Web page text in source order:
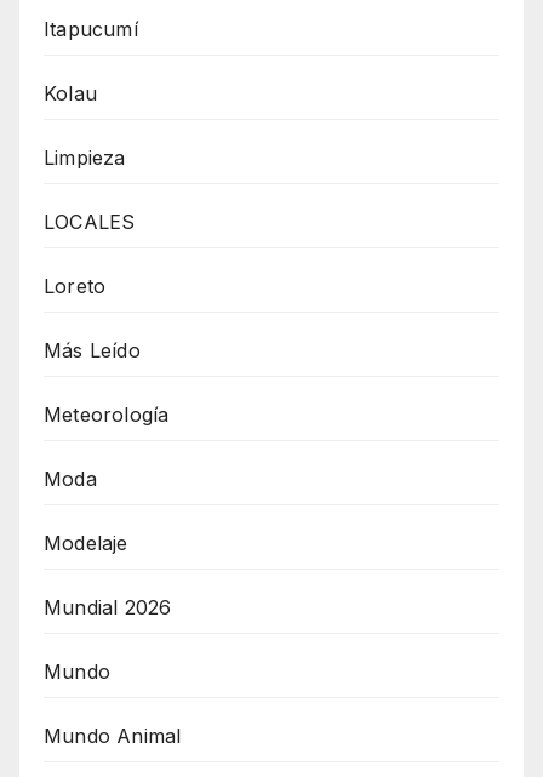
Itapucumí
Kolau
Limpieza
LOCALES
Loreto
Más Leído
Meteorología
Moda
Modelaje
Mundial 2026
Mundo
Mundo Animal